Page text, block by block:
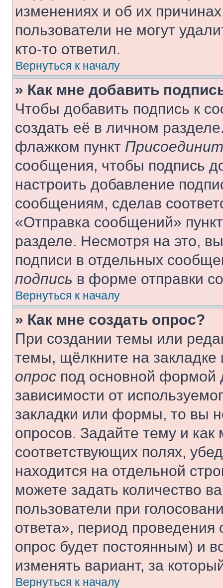
изменениях и об их
пользователи не могут
кто-то ответил.
Вернуться к началу
» Как мне добавить
Чтобы добавить подпись к
создать её в личном
флажком пункт
сообщения, чтобы подпись
настроить добавление
сообщениям, сделав
«Отправка сообщений»
разделе. Несмотря на это,
подписи в отдельных
подпись в форме отправки
Вернуться к началу
» Как мне создать опрос?
При создании темы или
темы, щёлкните на
опрос под основной формой
зависимости от
закладки или формы, то вы
опросов. Задайте тему и
соответствующих полях,
находится на отдельной
можете задать количество
пользователи при
ответа», период проведения
опрос будет постоянным) и
изменять вариант, за
Вернуться к началу